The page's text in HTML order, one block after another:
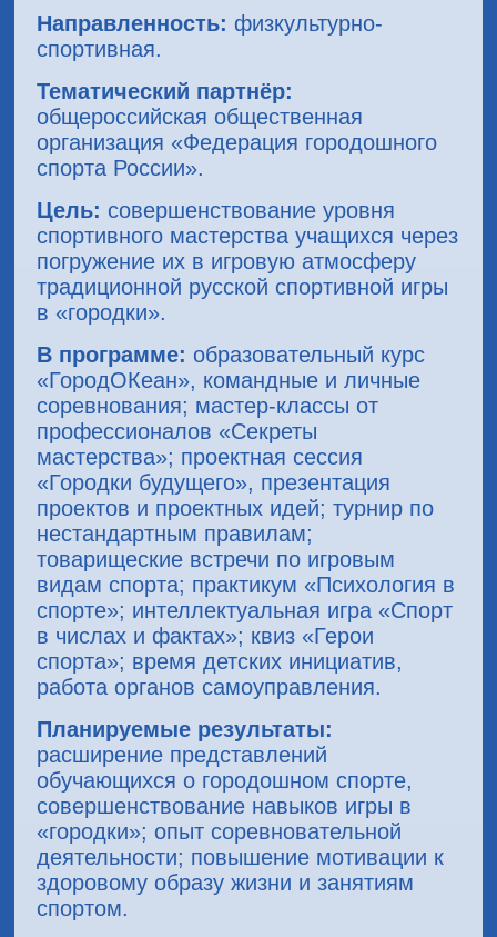
Направленность: физкультурно-
спортивная.
Тематический партнёр:
общероссийская общественная
организация «Федерация городошного
спорта России».
Цель: совершенствование уровня
спортивного мастерства учащихся через
погружение их в игровую атмосферу
традиционной русской спортивной игры
в «городки».
В программе: образовательный курс
«ГородОКеан», командные и личные
соревнования; мастер-классы от
профессионалов «Секреты
мастерства»; проектная сессия
«Городки будущего», презентация
проектов и проектных идей; турнир по
нестандартным правилам;
товарищеские встречи по игровым
видам спорта; практикум «Психология в
спорте»; интеллектуальная игра «Спорт
в числах и фактах»; квиз «Герои
спорта»; время детских инициатив,
работа органов самоуправления.
Планируемые результаты:
расширение представлений
обучающихся о городошном спорте,
совершенствование навыков игры в
«городки»; опыт соревновательной
деятельности; повышение мотивации к
здоровому образу жизни и занятиям
спортом.